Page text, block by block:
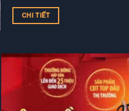
dựng dự án Nam Long 2 Cần...
CHI TIẾT